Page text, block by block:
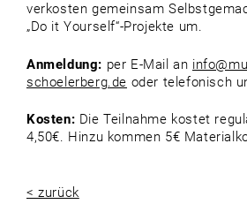
verkosten gemeinsam
„Do it Yourself“-Projekte um.
Anmeldung: per E-Mail an
schoelerberg.de oder telefonisch
Kosten: Die Teilnahme kostet
4,50€. Hinzu kommen 5€
< zurück